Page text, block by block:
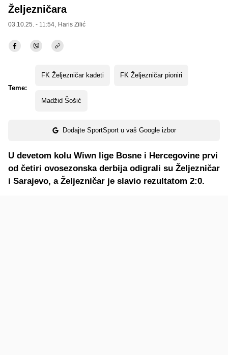
Željezničara
03.10.25. - 11:54, Haris Zilić
Teme:
FK Željezničar kadeti FK Željezničar pioniri
Madžid Šošić
Dodajte SportSport u vaš Google izbor
U devetom kolu Wiwn lige Bosne i Hercegovine prvi
od četiri ovosezonska derbija odigrali su Željezničar
i Sarajevo, a Željezničar je slavio rezultatom 2:0.